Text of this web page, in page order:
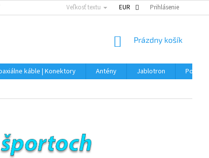
ÚDAJOV Veľkosť textu EUR Prihlásenie
NÁKUPNÝ
Prázdny košík
káble | Konektory Antény Jablotron